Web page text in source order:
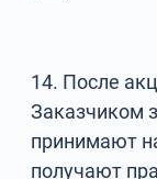
14. После
Заказчиком
принимают
получают